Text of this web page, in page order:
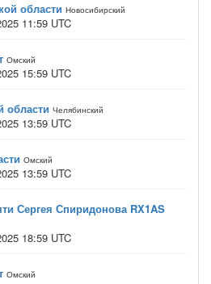
области Новосибирский
11:59 UTC
Омский
15:59 UTC
области Челябинский
13:59 UTC
Омский
13:59 UTC
Сергея Спиридонова RX1AS
18:59 UTC
Омский